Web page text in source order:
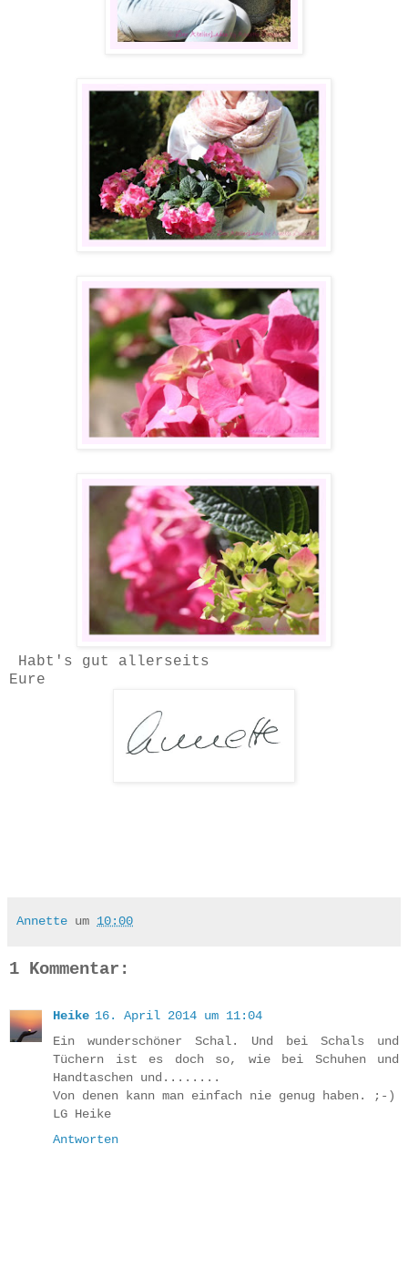
Habt's gut allerseits
Eure
Annette um 10:00
1 Kommentar:
Heike 16. April 2014 um 11:04
Ein wunderschöner Schal. Und bei Schals und
Tüchern ist es doch so, wie bei Schuhen und
Handtaschen und........
Von denen kann man einfach nie genug haben. ;-)
LG Heike
Antworten